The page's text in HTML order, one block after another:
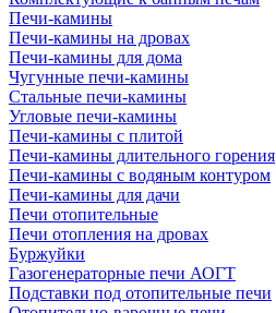
Печи-камины
Печи-камины на дровах
Печи-камины для дома
Чугунные печи-камины
Стальные печи-камины
Угловые печи-камины
Печи-камины с плитой
Печи-камины длительного горения
Печи-камины с водяным контуром
Печи-камины для дачи
Печи отопительные
Печи отопления на дровах
Буржуйки
Газогенераторные печи АОГТ
Подставки под отопительные печи